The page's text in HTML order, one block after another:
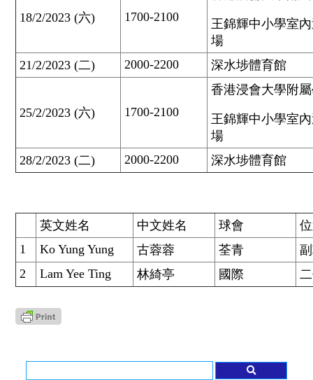
18/2/2023 (六) 1700-2100
王錦輝中小學室
場
21/2/2023 (二)
2000-2200 深水埗體育館
25/2/2023 (六) 1700-2100
香港浸會大學附
王錦輝中小學室
場
28/2/2023 (二)
2000-2200 深水埗體育館
英文姓名 中文姓名 球會
1
Ko Yung Yung 古蓉蓉 荃青
2
Lam Yee Ting 林綺亭 國際